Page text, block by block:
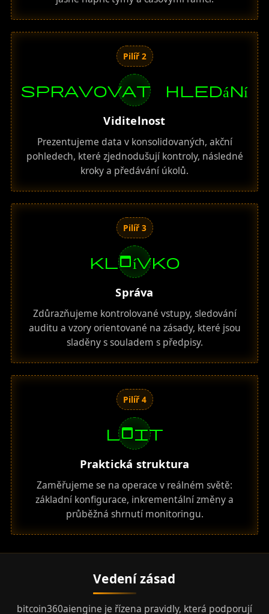
Pilíř 2
spravovat hledání
Viditelnost
Prezentujeme data v konsolidovaných, akční
pohledech, které zjednodušují kontroly, následné
kroky a předávání úkolů.
Pilíř 3
kladívko
Správa
Zdůrazňujeme kontrolované vstupy, sledování
auditu a vzory orientované na zásady, které jsou
sladěny s souladem s předpisy.
Pilíř 4
ladit
Praktická struktura
Zaměřujeme se na operace v reálném světě:
základní konfigurace, inkrementální změny a
průběžná shrnutí monitoringu.
Vedení zásad
bitcoin360aiengine je řízena pravidly, která podporují